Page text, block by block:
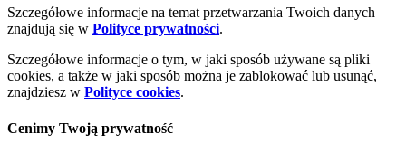
Szczegółowe informacje na temat przetwarzania Twoich danych
znajdują się w Polityce prywatności.
Szczegółowe informacje o tym, w jaki sposób używane są pliki
cookies, a także w jaki sposób można je zablokować lub usunąć,
znajdziesz w Polityce cookies.
Cenimy Twoją prywatność